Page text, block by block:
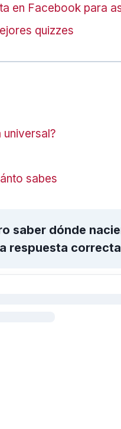
en Facebook para
quizzes
universal?
sabes
saber dónde
respuesta